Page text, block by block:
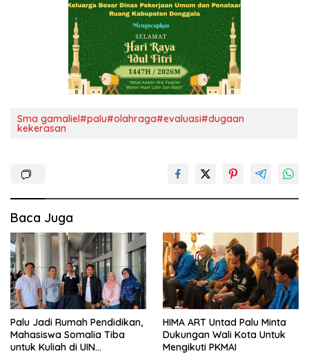
Sma gamaliel#palu#olahraga#evaluasi#dugaan
kekerasan
Baca Juga
Palu Jadi Rumah Pendidikan,
Mahasiswa Somalia Tiba
untuk Kuliah di UIN
HIMA ART Untad Palu Minta
Dukungan Wali Kota Untuk
Mengikuti PKMAI